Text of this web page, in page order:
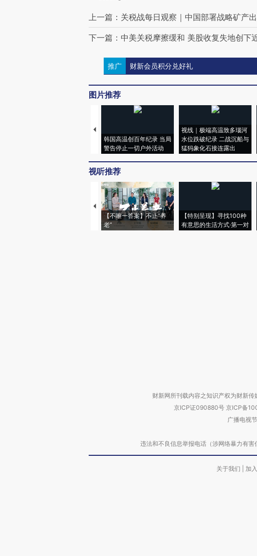
上一篇：关税战每日观察｜中国部署战略矿产
下一篇：中美关税摩擦缓和 美股收复失地创下
推广 财新会员积分兑好礼
图片推荐
韩国高温创百年纪录 当局
警告停止一切户外活动
视线｜极端高温致多瑙河
水位跌破纪录 二战沉船与
猛犸象化石接连露出
视听推荐
【不唯一答案】不止“养
老”
【特别呈现】寻找100种
有意思的生活方式·第一对
财新网所刊载内容之知识产权为财新
京ICP证090880号 京ICP备
广播电视
违法和不良信息举报电话（涉网络暴力有
关于我们 加